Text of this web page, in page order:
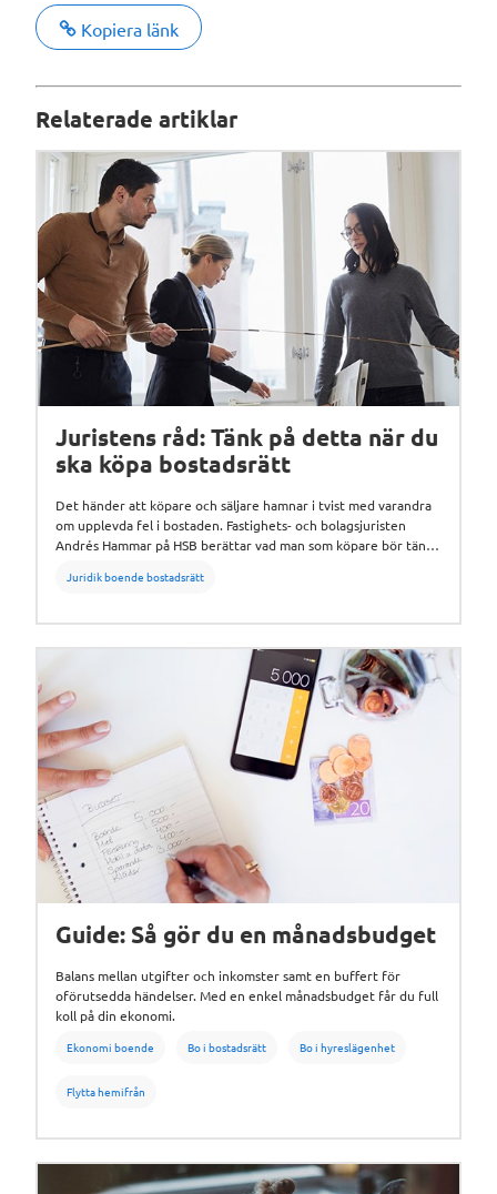
Kopiera länk
Relaterade artiklar
Juristens råd: Tänk på detta när du
ska köpa bostadsrätt
Det händer att köpare och säljare hamnar i tvist med varandra
om upplevda fel i bostaden. Fastighets- och bolagsjuristen
Andrés Hammar på HSB berättar vad man som köpare bör tänka
Juridik boende bostadsrätt
Guide: Så gör du en månadsbudget
Balans mellan utgifter och inkomster samt en buffert för
oförutsedda händelser. Med en enkel månadsbudget får du full
koll på din ekonomi.
Ekonomi boende Bo i bostadsrätt Bo i hyreslägenhet
Flytta hemifrån